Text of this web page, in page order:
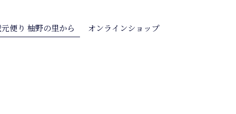
便り 柚野の里から オンラインショップ